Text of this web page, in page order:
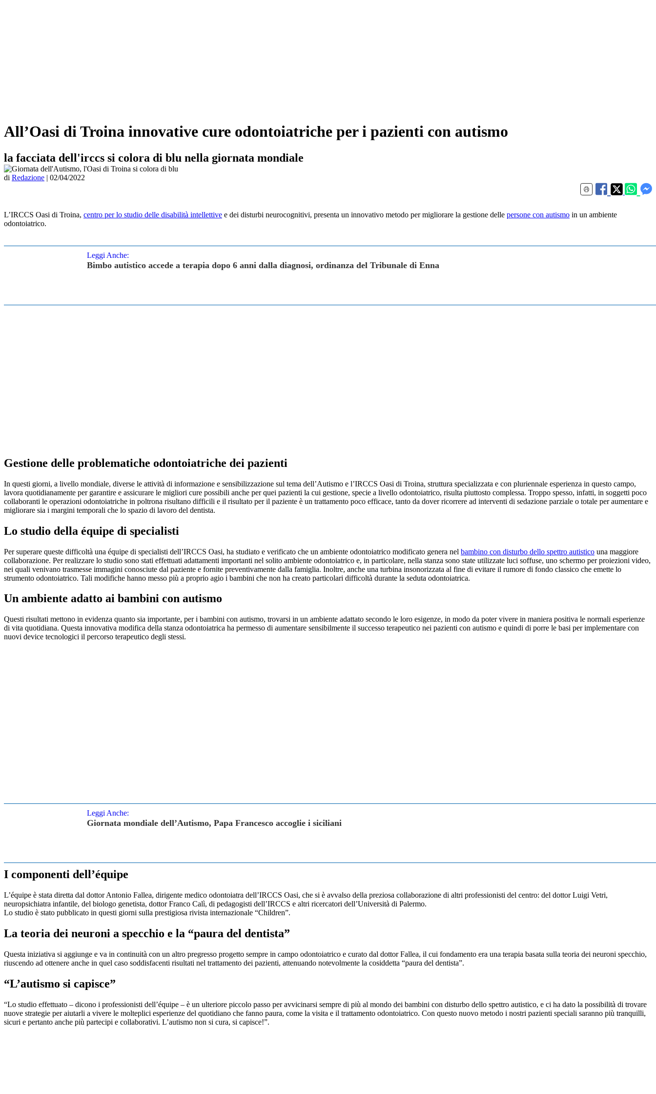
All’Oasi di Troina innovative cure odontoiatriche per i pazienti con autismo
la facciata dell'irccs si colora di blu nella giornata mondiale
di Redazione | 02/04/2022
L’IRCCS Oasi di Troina, centro per lo studio delle disabilità intellettive e dei disturbi neurocognitivi, presenta un innovativo metodo per migliorare la gestione delle persone con autismo in un ambiente
odontoiatrico.
Leggi Anche:
Bimbo autistico accede a terapia dopo 6 anni dalla diagnosi, ordinanza del Tribunale di Enna
Gestione delle problematiche odontoiatriche dei pazienti
In questi giorni, a livello mondiale, diverse le attività di informazione e sensibilizzazione sul tema dell’Autismo e l’IRCCS Oasi di Troina, struttura specializzata e con pluriennale esperienza in questo campo,
lavora quotidianamente per garantire e assicurare le migliori cure possibili anche per quei pazienti la cui gestione, specie a livello odontoiatrico, risulta piuttosto complessa. Troppo spesso, infatti, in soggetti poco
collaboranti le operazioni odontoiatriche in poltrona risultano difficili e il risultato per il paziente è un trattamento poco efficace, tanto da dover ricorrere ad interventi di sedazione parziale o totale per aumentare e
migliorare sia i margini temporali che lo spazio di lavoro del dentista.
Lo studio della équipe di specialisti
Per superare queste difficoltà una équipe di specialisti dell’IRCCS Oasi, ha studiato e verificato che un ambiente odontoiatrico modificato genera nel bambino con disturbo dello spettro autistico una maggiore
collaborazione. Per realizzare lo studio sono stati effettuati adattamenti importanti nel solito ambiente odontoiatrico e, in particolare, nella stanza sono state utilizzate luci soffuse, uno schermo per proiezioni video,
nei quali venivano trasmesse immagini conosciute dal paziente e fornite preventivamente dalla famiglia. Inoltre, anche una turbina insonorizzata al fine di evitare il rumore di fondo classico che emette lo
strumento odontoiatrico. Tali modifiche hanno messo più a proprio agio i bambini che non ha creato particolari difficoltà durante la seduta odontoiatrica.
Un ambiente adatto ai bambini con autismo
Questi risultati mettono in evidenza quanto sia importante, per i bambini con autismo, trovarsi in un ambiente adattato secondo le loro esigenze, in modo da poter vivere in maniera positiva le normali esperienze
di vita quotidiana. Questa innovativa modifica della stanza odontoiatrica ha permesso di aumentare sensibilmente il successo terapeutico nei pazienti con autismo e quindi di porre le basi per implementare con
nuovi device tecnologici il percorso terapeutico degli stessi.
Leggi Anche:
Giornata mondiale dell’Autismo, Papa Francesco accoglie i siciliani
I componenti dell’équipe
L’équipe è stata diretta dal dottor Antonio Fallea, dirigente medico odontoiatra dell’IRCCS Oasi, che si è avvalso della preziosa collaborazione di altri professionisti del centro: del dottor Luigi Vetri,
neuropsichiatra infantile, del biologo genetista, dottor Franco Calì, di pedagogisti dell’IRCCS e altri ricercatori dell’Università di Palermo.
Lo studio è stato pubblicato in questi giorni sulla prestigiosa rivista internazionale “Children”.
La teoria dei neuroni a specchio e la “paura del dentista”
Questa iniziativa si aggiunge e va in continuità con un altro pregresso progetto sempre in campo odontoiatrico e curato dal dottor Fallea, il cui fondamento era una terapia basata sulla teoria dei neuroni specchio,
riuscendo ad ottenere anche in quel caso soddisfacenti risultati nel trattamento dei pazienti, attenuando notevolmente la cosiddetta “paura del dentista”.
“L’autismo si capisce”
“Lo studio effettuato – dicono i professionisti dell’équipe – è un ulteriore piccolo passo per avvicinarsi sempre di più al mondo dei bambini con disturbo dello spettro autistico, e ci ha dato la possibilità di trovare
nuove strategie per aiutarli a vivere le molteplici esperienze del quotidiano che fanno paura, come la visita e il trattamento odontoiatrico. Con questo nuovo metodo i nostri pazienti speciali saranno più tranquilli,
sicuri e pertanto anche più partecipi e collaborativi. L’autismo non si cura, si capisce!”.